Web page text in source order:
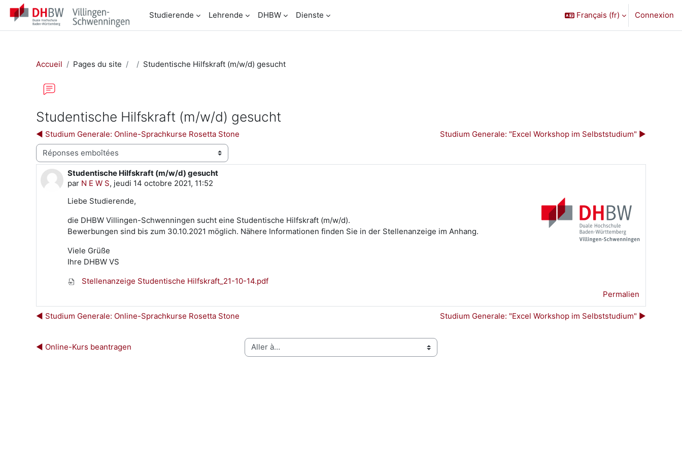
Passer au contenu principal
Studierende
Lehrende DHBW Dienste Français ‎(fr)‎ Connexion
Accueil Pages du site Studentische Hilfskraft (m/w/d) gesucht
Studentische Hilfskraft (m/w/d) gesucht
◀︎ Studium Generale: Online-Sprachkurse Rosetta Stone
Studium Generale: "Excel Workshop im Selbststudium" ▶︎
Type d’affichage
Studentische Hilfskraft (m/w/d) gesucht
par N E W S, jeudi 14 octobre 2021, 11:52
Nombre de réponses : 0
Liebe Studierende,
die DHBW Villingen-Schwenningen sucht eine Studentische Hilfskraft (m/w/d).
Bewerbungen sind bis zum 30.10.2021 möglich. Nähere Informationen finden Sie in der Stellenanzeige im Anhang.
Viele Grüße
Ihre DHBW VS
Stellenanzeige Studentische Hilfskraft_21-10-14.pdf
Permalien
◀︎ Studium Generale: Online-Sprachkurse Rosetta Stone Studium Generale: "Excel Workshop im Selbststudium" ▶︎
◀︎ Online-Kurs beantragen Aller à…